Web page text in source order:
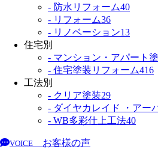
- 防水リフォーム40
- リフォーム36
- リノベーション13
住宅別
- マンション・アパート
- 住宅塗装リフォーム416
工法別
- クリア塗装29
- ダイヤカレイド ・アー
- WB多彩仕上工法40
VOICE
お客様の声